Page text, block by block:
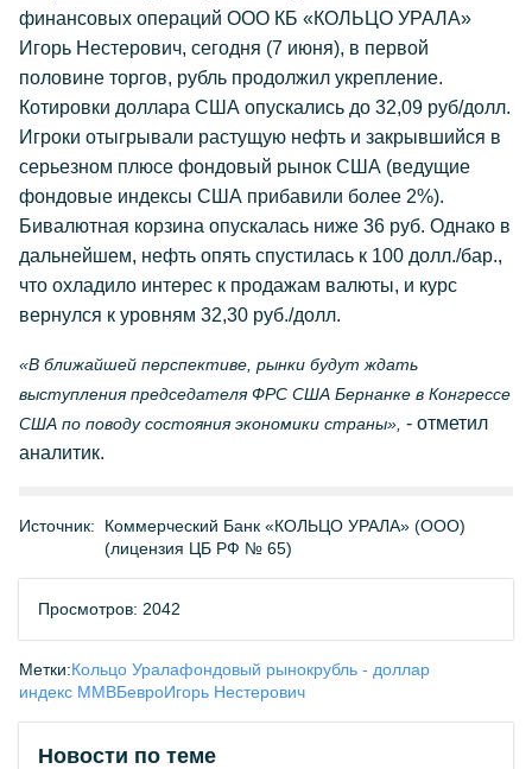
финансовых операций ООО КБ «КОЛЬЦО УРАЛА»
Игорь Нестерович, сегодня (7 июня), в первой
половине торгов, рубль продолжил укрепление.
Котировки доллара США опускались до 32,09 руб/долл.
Игроки отыгрывали растущую нефть и закрывшийся в
серьезном плюсе фондовый рынок США (ведущие
фондовые индексы США прибавили более 2%).
Бивалютная корзина опускалась ниже 36 руб. Однако в
дальнейшем, нефть опять спустилась к 100 долл./бар.,
что охладило интерес к продажам валюты, и курс
вернулся к уровням 32,30 руб./долл.
«В ближайшей перспективе, рынки будут ждать
выступления председателя ФРС США Бернанке в Конгрессе
США по поводу состояния экономики страны», - отметил
аналитик.
Источник:
Коммерческий Банк «КОЛЬЦО УРАЛА» (ООО)
(лицензия ЦБ РФ № 65)
Просмотров: 2042
Метки:Кольцо Уралафондовый рынокрубль - доллар
индекс ММВБевроИгорь Нестерович
Новости по теме